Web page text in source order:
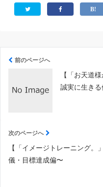
前のページへ
【「お天道
誠実に生きる
次のページへ
【「イメージトレーニング。
儀・目標達成偏〜